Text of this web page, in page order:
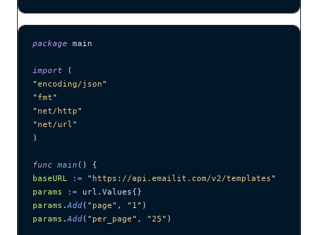
package main
import (
"encoding/json"
" fmt"
" net/http"
" net/url "
)
func main () {
baseURL
:= " https://api.emailit.com/v2/templates"
params := url.Values{}
params . Add( " page" , " 1 " )
params . Add( " per_page" , "25" )